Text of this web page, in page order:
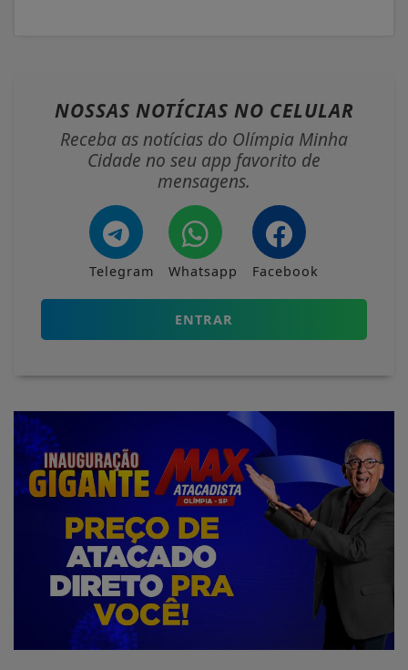
NOSSAS NOTÍCIAS NO CELULAR
Receba as notícias do Olímpia Minha
Cidade no seu app favorito de
mensagens.
Telegram Whatsapp Facebook
ENTRAR